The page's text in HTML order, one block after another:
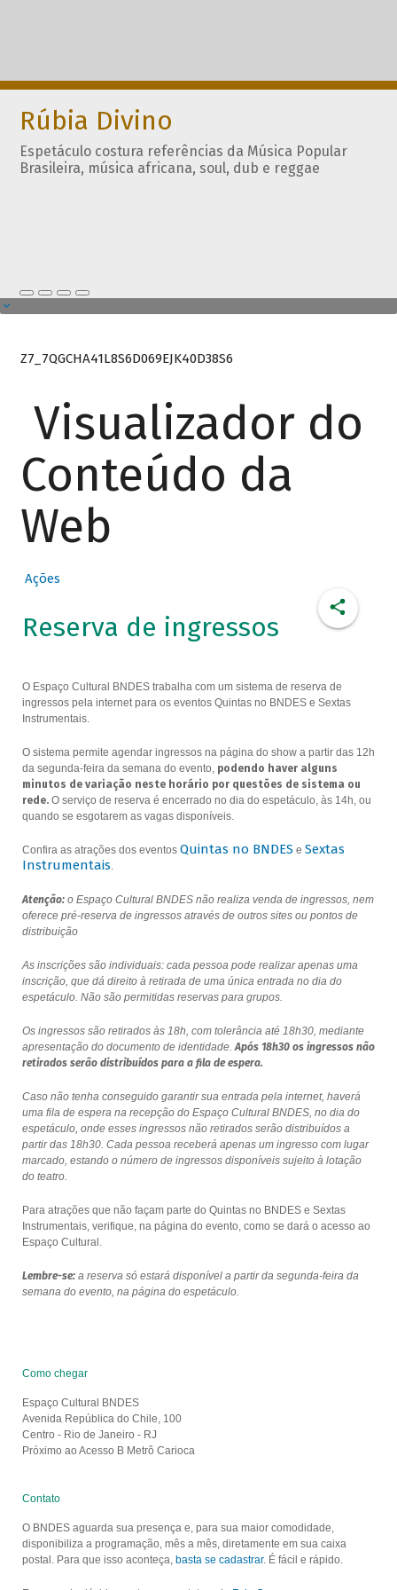
Rúbia Divino
Espetáculo costura referências da Música Popular
Brasileira, música africana, soul, dub e reggae
Z7_7QGCHA41L8S6D069EJK40D38S6
Visualizador do
Conteúdo da
Web
Ações
Reserva de ingressos
O Espaço Cultural BNDES trabalha com um sistema de reserva de
ingressos pela internet para os eventos Quintas no BNDES e Sextas
Instrumentais.
O sistema permite agendar ingressos na página do show a partir das 12h
da segunda-feira da semana do evento, podendo haver alguns
minutos de variação neste horário por questões de sistema ou
rede.O serviço de reserva é encerrado no dia do espetáculo, às 14h, ou
quando se esgotarem as vagas disponíveis.
Confira as atrações dos eventos Quintas no BNDES e Sextas
Instrumentais.
Atenção:o Espaço Cultural BNDES não realiza venda de ingressos, nem
oferece pré-reserva de ingressos através de outros sites ou pontos de
distribuição
As inscrições são individuais: cada pessoa pode realizar apenas uma
inscrição, que dá direito à retirada de uma única entrada no dia do
espetáculo. Não são permitidas reservas para grupos.
Os ingressos são retirados às 18h, com tolerância até 18h30, mediante
apresentação do documento de identidade.Após 18h30 os ingressos não
retirados serão distribuídos para a fila de espera.
Caso não tenha conseguido garantir sua entrada pela internet, haverá
uma fila de espera na recepção do Espaço Cultural BNDES, no dia do
espetáculo, onde esses ingressos não retirados serão distribuídos a
partir das 18h30. Cada pessoa receberá apenas um ingresso com lugar
marcado, estando o número de ingressos disponíveis sujeito à lotação
do teatro.
Para atrações que não façam parte do Quintas no BNDES e Sextas
Instrumentais, verifique, na página do evento, como se dará o acesso ao
Espaço Cultural.
Lembre-se:a reserva só estará disponível a partir da segunda-feira da
semana do evento, na página do espetáculo.
Como chegar
Espaço Cultural BNDES
Avenida República do Chile, 100
Centro - Rio de Janeiro - RJ
Próximo ao Acesso B Metrô Carioca
Contato
O BNDES aguarda sua presença e, para sua maior comodidade,
disponibiliza a programação, mês a mês, diretamente em sua caixa
postal. Para que isso aconteça, basta se cadastrar. É fácil e rápido.